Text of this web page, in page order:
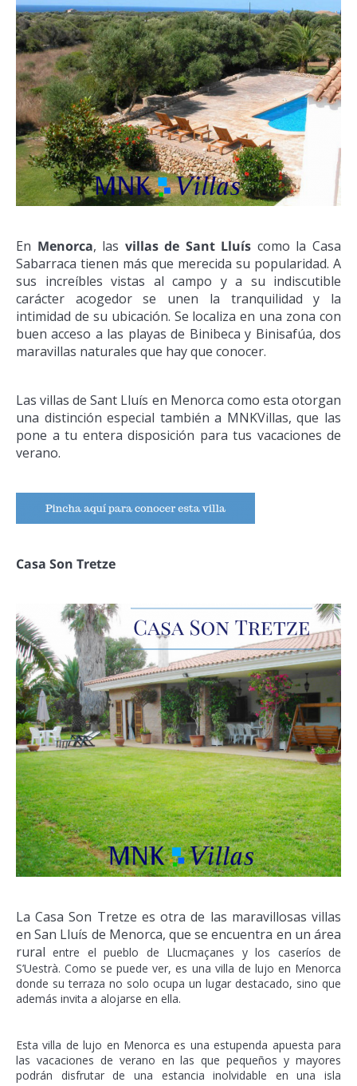
En Menorca, las villas de Sant Lluís como la Casa
Sabarraca tienen más que merecida su popularidad. A
sus increíbles vistas al campo y a su indiscutible
carácter acogedor se unen la tranquilidad y la
intimidad de su ubicación. Se localiza en una zona con
buen acceso a las playas de Binibeca y Binisafúa, dos
maravillas naturales que hay que conocer.
Las villas de Sant Lluís en Menorca como esta otorgan
una distinción especial también a MNKVillas, que las
pone a tu entera disposición para tus vacaciones de
verano.
Casa Son Tretze
La Casa Son Tretze es otra de las maravillosas villas
en San Lluís de Menorca, que se encuentra en un área
ruralentre el pueblo de Llucmaçanes y los caseríos de
S’Uestrà. Como se puede ver, es una villa de lujo en Menorca
donde su terraza no solo ocupa un lugar destacado, sino que
además invita a alojarse en ella.
Esta villa de lujo en Menorca es una estupenda apuesta para
las vacaciones de verano en las que pequeños y mayores
podrán disfrutar de una estancia inolvidable en una isla